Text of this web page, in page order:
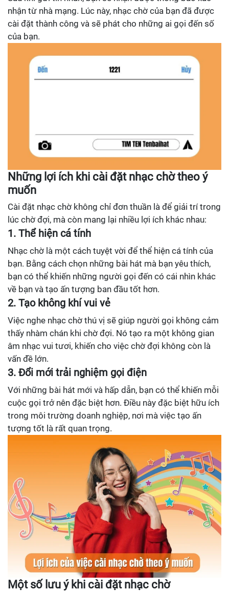
nhận từ nhà mạng. Lúc này, nhạc chờ của bạn đã được
cài đặt thành công và sẽ phát cho những ai gọi đến số
của bạn.
Những lợi ích khi cài đặt nhạc chờ theo ý
muốn
Cài đặt nhạc chờ không chỉ đơn thuần là để giải trí trong
lúc chờ đợi, mà còn mang lại nhiều lợi ích khác nhau:
1. Thể hiện cá tính
Nhạc chờ là một cách tuyệt vời để thể hiện cá tính của
bạn. Bằng cách chọn những bài hát mà bạn yêu thích,
bạn có thể khiến những người gọi đến có cái nhìn khác
về bạn và tạo ấn tượng ban đầu tốt hơn.
2. Tạo không khí vui vẻ
Việc nghe nhạc chờ thú vị sẽ giúp người gọi không cảm
thấy nhàm chán khi chờ đợi. Nó tạo ra một không gian
âm nhạc vui tươi, khiến cho việc chờ đợi không còn là
vấn đề lớn.
3. Đổi mới trải nghiệm gọi điện
Với những bài hát mới và hấp dẫn, bạn có thể khiến mỗi
cuộc gọi trở nên đặc biệt hơn. Điều này đặc biệt hữu ích
trong môi trường doanh nghiệp, nơi mà việc tạo ấn
tượng tốt là rất quan trọng.
Một số lưu ý khi cài đặt nhạc chờ